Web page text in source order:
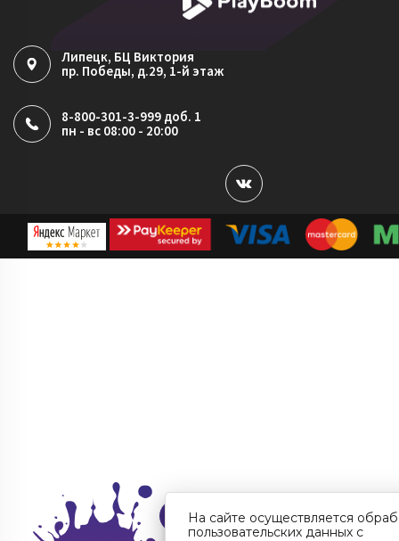
Липецк, БЦ Виктория
пр. Победы, д.29, 1-й этаж
8-800-301-3-999 доб. 1
пн - вс 08:00 - 20:00
На сайте осуществляется
пользовательских данных с